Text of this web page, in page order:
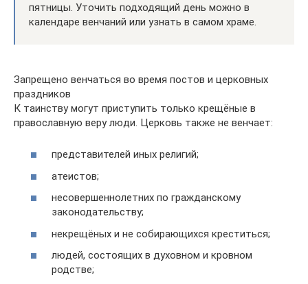
пятницы. Уточить подходящий день можно в
календаре венчаний или узнать в самом храме.
Запрещено венчаться во время постов и церковных
праздников
К таинству могут приступить только крещёные в
православную веру люди. Церковь также не венчает:
представителей иных религий;
атеистов;
несовершеннолетних по гражданскому
законодательству;
некрещёных и не собирающихся креститься;
людей, состоящих в духовном и кровном
родстве;